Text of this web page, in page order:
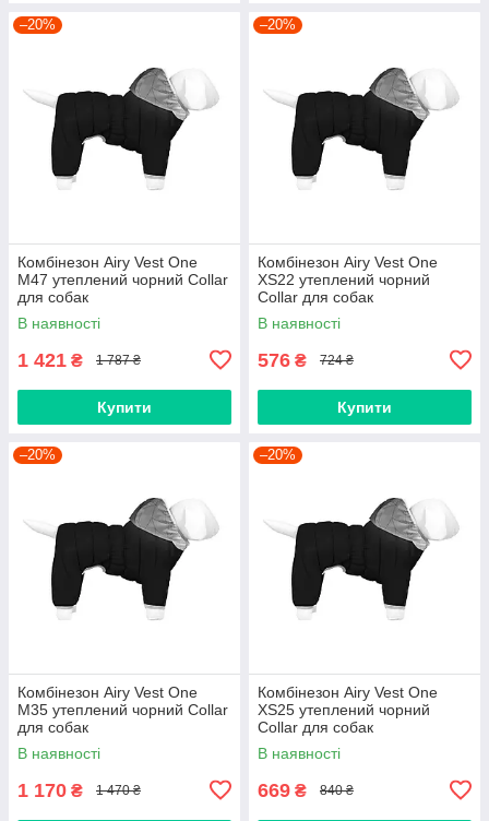
–20%
Комбінезон Airy Vest One
M47 утеплений чорний Collar
для собак
В наявності
1 421 ₴ 1 787 ₴
Купити
–20%
Комбінезон Airy Vest One
XS22 утеплений чорний
Collar для собак
В наявності
576 ₴ 724 ₴
Купити
–20%
Комбінезон Airy Vest One
M35 утеплений чорний Collar
для собак
В наявності
1 170 ₴ 1 470 ₴
–20%
Комбінезон Airy Vest One
XS25 утеплений чорний
Collar для собак
В наявності
669 ₴ 840 ₴